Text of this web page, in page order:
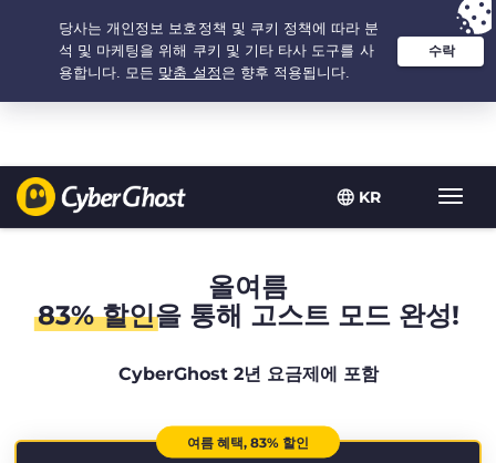
KR
탐
색
추천 옵션: 최저가 - 2.1666666666667년 $ 2.19 /개월
올여름
83% 할인을 통해 고스트 모드 완성!
CyberGhost 2년 요금제에 포함
여름 혜택, 83% 할인